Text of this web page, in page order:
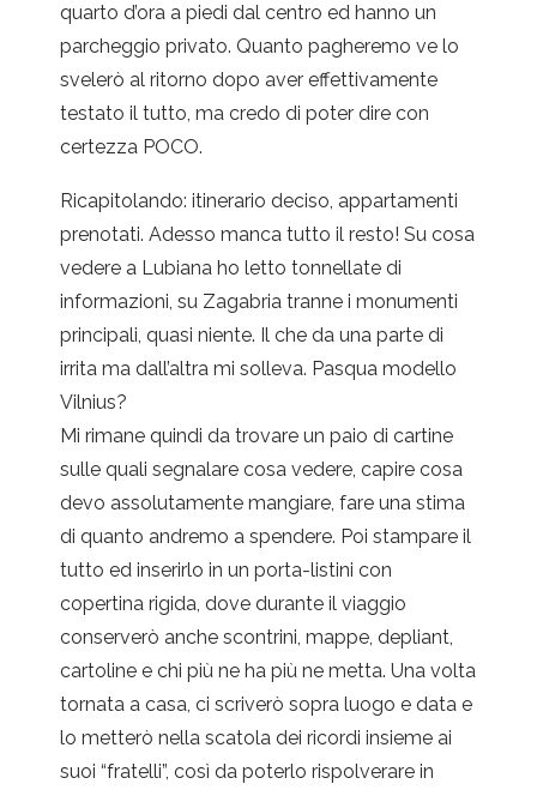
quarto d’ora a piedi dal centro ed hanno un
parcheggio privato. Quanto pagheremo ve lo
svelerò al ritorno dopo aver effettivamente
testato il tutto, ma credo di poter dire con
certezza POCO.
Ricapitolando: itinerario deciso, appartamenti
prenotati. Adesso manca tutto il resto! Su cosa
vedere a Lubiana ho letto tonnellate di
informazioni, su Zagabria tranne i monumenti
principali, quasi niente. Il che da una parte di
irrita ma dall’altra mi solleva. Pasqua modello
Vilnius?
Mi rimane quindi da trovare un paio di cartine
sulle quali segnalare cosa vedere, capire cosa
devo assolutamente mangiare, fare una stima
di quanto andremo a spendere. Poi stampare il
tutto ed inserirlo in un porta-listini con
copertina rigida, dove durante il viaggio
conserverò anche scontrini, mappe, depliant,
cartoline e chi più ne ha più ne metta. Una volta
tornata a casa, ci scriverò sopra luogo e data e
lo metterò nella scatola dei ricordi insieme ai
suoi “fratelli”, così da poterlo rispolverare in